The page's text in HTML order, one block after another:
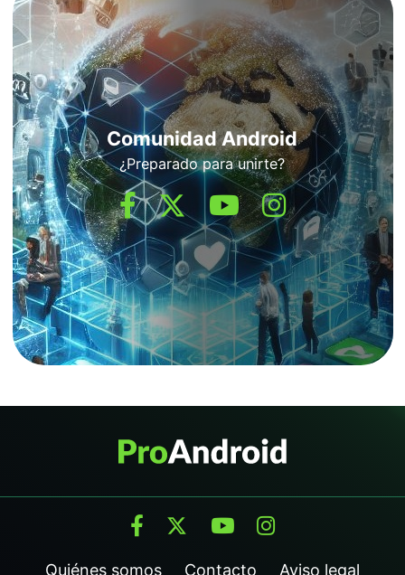
Comunidad Android
¿Preparado para unirte?
Quiénes somos Contacto Aviso legal